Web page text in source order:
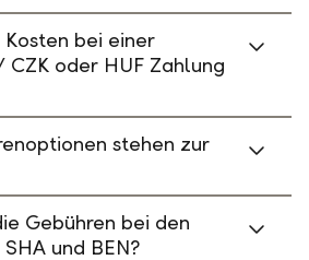
bei einer
CZK oder HUF Zahlung
stehen zur
Gebühren bei den
und BEN?